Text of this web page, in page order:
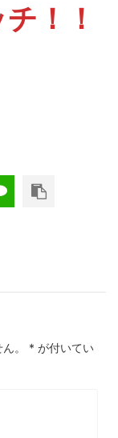
！！
。 * が付いてい